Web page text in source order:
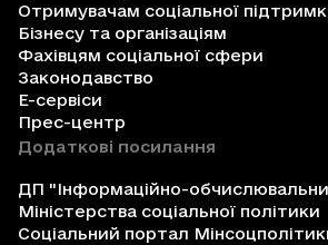
Отримувачам соціальної
Бізнесу та організаціям
Фахівцям соціальної сфери
Законодавство
Е-сервіси
Прес-центр
Додаткові посилання
ДП "Інформаційно-
Міністерства соціальної політики
Соціальний портал